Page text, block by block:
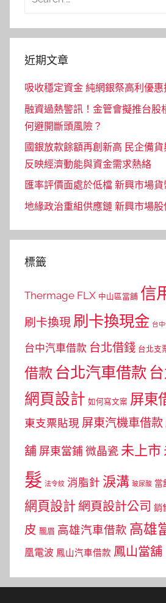
近期文章
吸收穩定資金 純網銀祭高利優
融資過熱警訊！金管會擬推台股
何避開斷頭風險？
國銀放款餘額再創新高 民企備
反映經濟動能與資金需求熱絡
匯率評價面處於低檔 新興市場
地緣政治重組供應鏈 新興市場股
標籤
Thermage FLX 中山區當舖 信
刷卡換現 刷卡換現金 台
台中汽車借款 台北借錢 台北支
借款 台北汽車借款
網頁設計 如何寫文案 屏東
東支票貼現 屏東汽機車借款
舖 屏東當鋪 微晶瓷 未上市
髮 法令紋 消脂針 淚溝 玻尿酸 當
網頁設計 網頁設計公司 銷
皮 飄眉 高雄汽車借款 高雄
凰電波 鳳山汽車借款 鳳山當舖